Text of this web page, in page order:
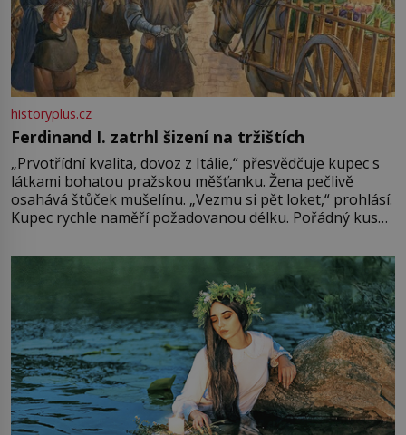
historyplus.cz
Ferdinand I. zatrhl šizení na tržištích
„Prvotřídní kvalita, dovoz z Itálie,“ přesvědčuje kupec s
látkami bohatou pražskou měšťanku. Žena pečlivě
osahává štůček mušelínu. „Vezmu si pět loket,“ prohlásí.
Kupec rychle naměří požadovanou délku. Pořádný kus
milostpaní. Stačí jenom na sukni,“ zhodnotí švadlena
množství růžového mušelínu. „Ošidili vás, podívejte.“
Vezme do ruky dřevěnou